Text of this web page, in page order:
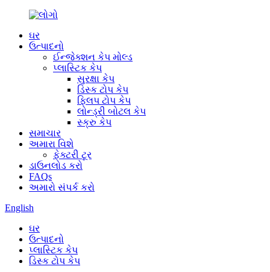
ઘર
ઉત્પાદનો
ઈન્જેક્શન કેપ મોલ્ડ
પ્લાસ્ટિક કેપ
સુરક્ષા કેપ
ડિસ્ક ટોપ કેપ
ફ્લિપ ટોપ કેપ
લોન્ડ્રી બોટલ કેપ
સ્ક્રુ કેપ
સમાચાર
અમારા વિશે
ફેક્ટરી ટૂર
ડાઉનલોડ કરો
FAQs
અમારો સંપર્ક કરો
English
ઘર
ઉત્પાદનો
પ્લાસ્ટિક કેપ
ડિસ્ક ટોપ કેપ